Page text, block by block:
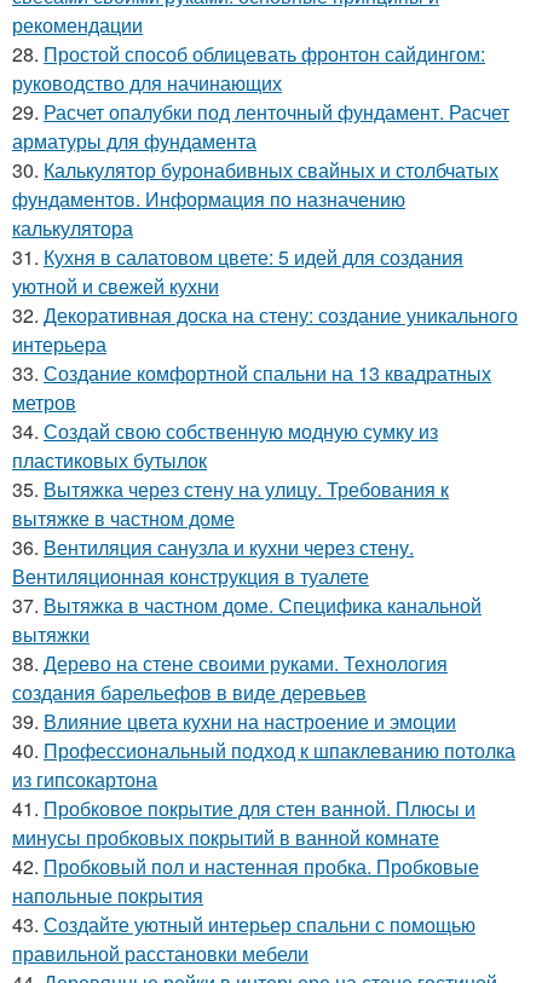
рекомендации
28. Простой способ облицевать фронтон сайдингом:
руководство для начинающих
29. Расчет опалубки под ленточный фундамент. Расчет
арматуры для фундамента
30. Калькулятор буронабивных свайных и столбчатых
фундаментов. Информация по назначению
калькулятора
31. Кухня в салатовом цвете: 5 идей для создания
уютной и свежей кухни
32. Декоративная доска на стену: создание уникального
интерьера
33. Создание комфортной спальни на 13 квадратных
метров
34. Создай свою собственную модную сумку из
пластиковых бутылок
35. Вытяжка через стену на улицу. Требования к
вытяжке в частном доме
36. Вентиляция санузла и кухни через стену.
Вентиляционная конструкция в туалете
37. Вытяжка в частном доме. Специфика канальной
вытяжки
38. Дерево на стене своими руками. Технология
создания барельефов в виде деревьев
39. Влияние цвета кухни на настроение и эмоции
40. Профессиональный подход к шпаклеванию потолка
из гипсокартона
41. Пробковое покрытие для стен ванной. Плюсы и
минусы пробковых покрытий в ванной комнате
42. Пробковый пол и настенная пробка. Пробковые
напольные покрытия
43. Создайте уютный интерьер спальни с помощью
правильной расстановки мебели